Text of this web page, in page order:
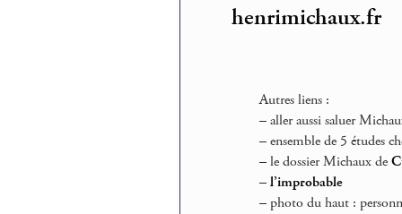
henrimichaux.fr
Autres liens :
–aller aussi saluer
–ensemble de 5 études
–le dossier Michaux de
– l’improbable
– photo du haut :